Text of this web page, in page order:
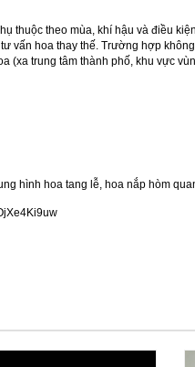
thuộc theo mùa, khí hậu và điều
vấn hoa thay thế. Trường hợp
(xa trung tâm thành phố, khu vực
hình hoa tang lễ, hoa nắp hòm